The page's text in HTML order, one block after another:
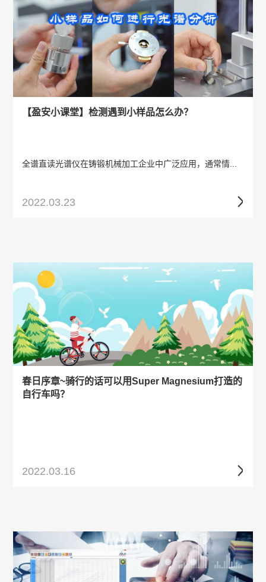
【盈安小课堂】检测遇到小样品怎么办？
全谱直读光谱仪在铸锻机械加工企业中广泛应用，通常情...
2022.03.23
春日序章~骑行的话可以用Super Magnesium打造的
自行车吗？
2022.03.16